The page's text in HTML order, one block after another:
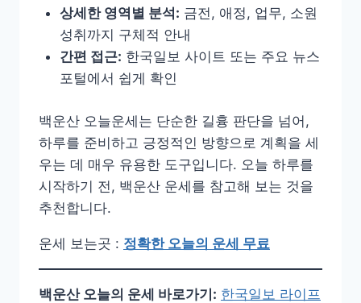
상세한 영역별 분석: 금전, 애정, 업무, 소원
성취까지 구체적 안내
간편 접근: 한국일보 사이트 또는 주요 뉴스
포털에서 쉽게 확인
백운산 오늘운세는 단순한 길흉 판단을 넘어,
하루를 준비하고 긍정적인 방향으로 계획을 세
우는 데 매우 유용한 도구입니다. 오늘 하루를
시작하기 전, 백운산 운세를 참고해 보는 것을
추천합니다.
운세 보는곳 : 정확한 오늘의 운세 무료
백운산 오늘의 운세 바로가기: 한국일보 라이프